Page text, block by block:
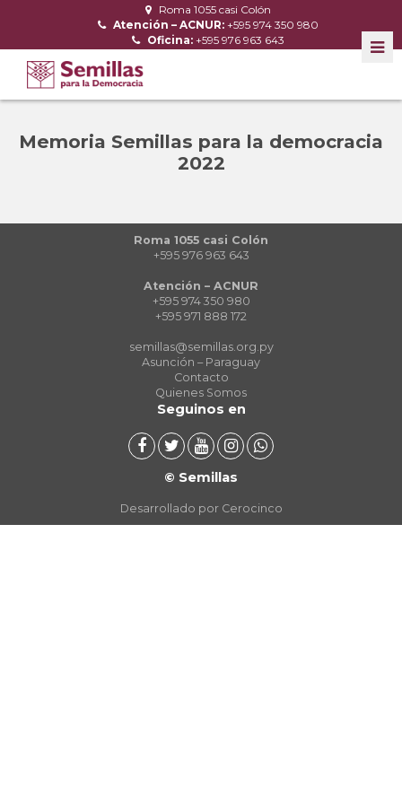
Roma 1055 casi Colón
Atención – ACNUR: +595 974 350 980
Oficina: +595 976 963 643
Memoria Semillas para la democracia
2022
Roma 1055 casi Colón
+595 976 963 643
Atención – ACNUR
+595 974 350 980
+595 971 888 172
semillas@semillas.org.py
Asunción – Paraguay
Contacto
Quienes Somos
Seguinos en
© Semillas
Desarrollado por Cerocinco